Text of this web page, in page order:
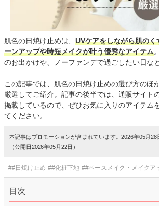
肌色の日焼け止めは、 UVケアをしながら肌の
ーンアップや時短メイクが叶う優秀なアイテム
のお出かけや、ノーファンデで過ごしたい日な
この記事では、肌色の日焼け止めの選び方のほ
厳選してご紹介。記事の後半では、通販サイト
掲載しているので、ぜひお気に入りのアイテム
てください。
本記事はプロモーションが含まれています。2026年05月28
（公開日2026年05月22日）
##日焼け止め ##化粧下地 ##ベースメイク・メイクア
目次